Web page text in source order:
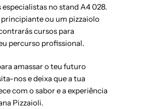
especialistas no stand A4 028.
principiante ou um pizzaiolo
cursos para
percurso profissional.
amassar o teu futuro
nos e deixa que a tua
com o sabor e a experiência
Pizzaioli.